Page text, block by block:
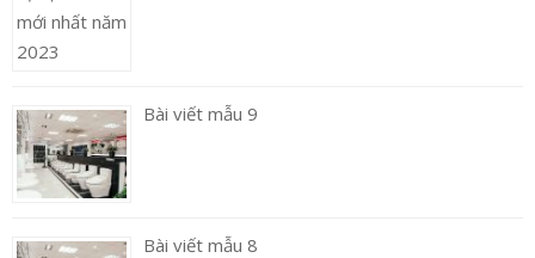
Bài viết mẫu 9
Bài viết mẫu 8